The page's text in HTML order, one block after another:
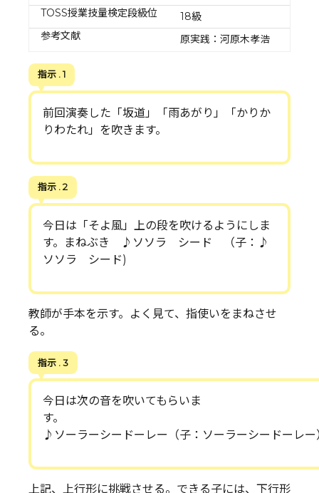
TOSS授業技量検定段級位
18級
参考文献
原実践：河原木孝浩
指示 . 1
前回演奏した「坂道」「雨あがり」「かりか
りわたれ」を吹きます。
指示 . 2
今日は「そよ風」上の段を吹けるようにしま
す。まねぶき ♪ソソラ シード （子：♪
ソソラ シード)
教師が手本を示す。よく見て、指使いをまねさせ
る。
指示 . 3
今日は次の音を吹いてもらいま
す
♪ソーラーシードーレー（子：ソーラーシードーレー
上記、上行形に挑戦させる。できる子には、下行形